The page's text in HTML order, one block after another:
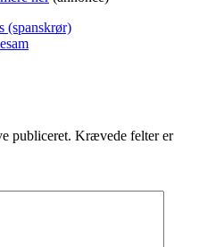
(spanskrør)
publiceret. Krævede felter er